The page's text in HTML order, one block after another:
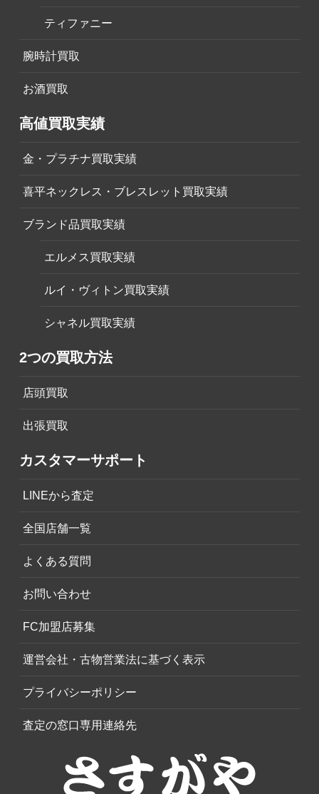
ティファニー
腕時計買取
お酒買取
高値買取実績
金・プラチナ買取実績
喜平ネックレス・ブレスレット買取実績
ブランド品買取実績
エルメス買取実績
ルイ・ヴィトン買取実績
シャネル買取実績
2つの買取方法
店頭買取
出張買取
カスタマーサポート
LINEから査定
全国店舗一覧
よくある質問
お問い合わせ
FC加盟店募集
運営会社・古物営業法に基づく表示
プライバシーポリシー
査定の窓口専用連絡先